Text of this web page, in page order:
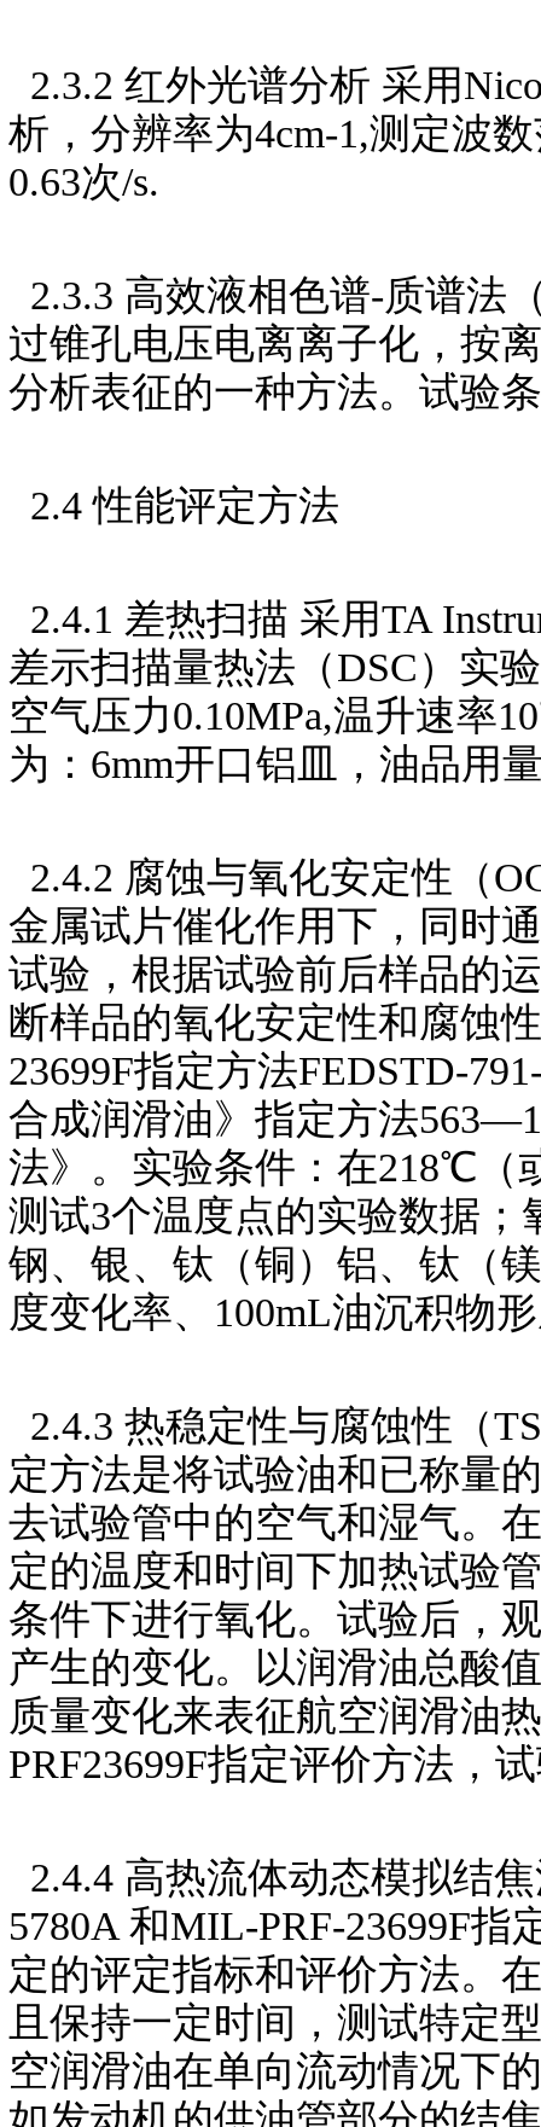
2.3.2 红外光谱分析 采用
析，分辨率为4cm-1,测定波
0.63次/s.
2.3.3 高效液相色谱-质谱法
过锥孔电压电离离子化，按
分析表征的一种方法。试验
2.4 性能评定方法
2.4.1 差热扫描 采用TA
差示扫描量热法（DSC）实
空气压力0.10MPa,温升速率
为：6mm开口铝皿，油品用
2.4.2 腐蚀与氧化安定性（
金属试片催化作用下，同时
试验，根据试验前后样品的
断样品的氧化安定性和腐蚀
23699F指定方法FEDSTD-
合成润滑油》指定方法
法》。实验条件：在218℃（
测试3个温度点的实验数据；
钢、银、钛（铜）铝、钛（
度变化率、100mL油沉积物
2.4.3 热稳定性与腐蚀性（
定方法是将试验油和已称量
去试验管中的空气和湿气。
定的温度和时间下加热试验
条件下进行氧化。试验后，
产生的变化。以润滑油总酸
质量变化来表征航空润滑油
PRF23699F指定评价方法，
2.4.4 高热流体动态模拟结
5780A 和MIL-PRF-23699F指
定的评定指标和评价方法。
且保持一定时间，测试特定
空润滑油在单向流动情况下